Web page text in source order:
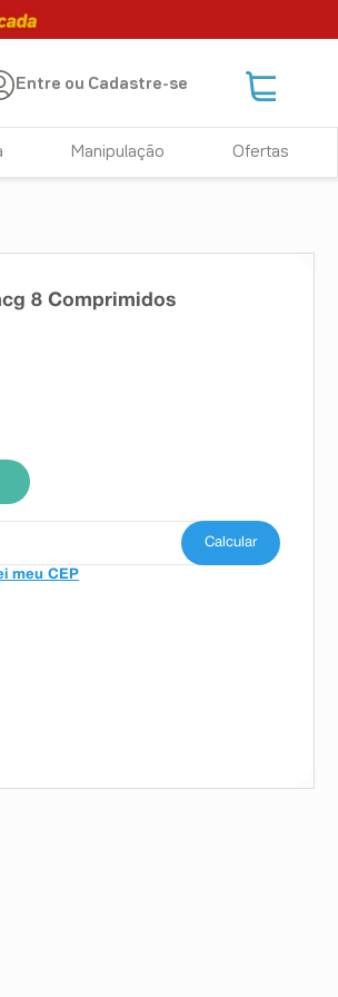
Entre ou Cadastre-se
Manipulação Ofertas
8 Comprimidos
meu CEP